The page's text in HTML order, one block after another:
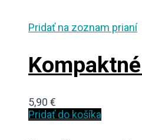
Pridať na zoznam prianí
5,90 €
Pridať do košíka